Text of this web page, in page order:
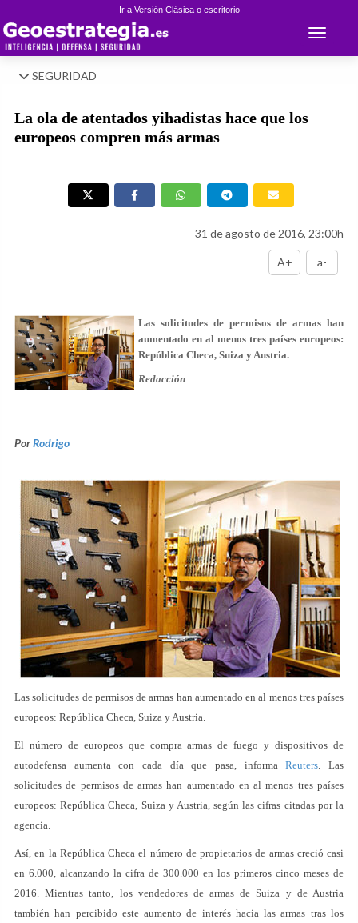
Ir a Versión Clásica o escritorio
Toggle
SEGURIDAD
La ola de atentados yihadistas hace que los
europeos compren más armas
31 de agosto de 2016, 23:00h
A+ a-
Las solicitudes de permisos de armas han
aumentado en al menos tres países europeos:
República Checa, Suiza y Austria.
Redacción
PorRodrigo
Las solicitudes de permisos de armas han aumentado en al menos tres países
europeos: República Checa, Suiza y Austria.
El número de europeos que compra armas de fuego y dispositivos de
autodefensa aumenta con cada día que pasa, informaReuters. Las
solicitudes de permisos de armas han aumentado en al menos tres países
europeos: República Checa, Suiza y Austria, según las cifras citadas por la
agencia.
Así, en la República Checa el número de propietarios de armas creció casi
en 6.000, alcanzando la cifra de 300.000 en los primeros cinco meses de
2016. Mientras tanto, los vendedores de armas de Suiza y de Austria
también han percibido este aumento de interés hacia las armas tras los